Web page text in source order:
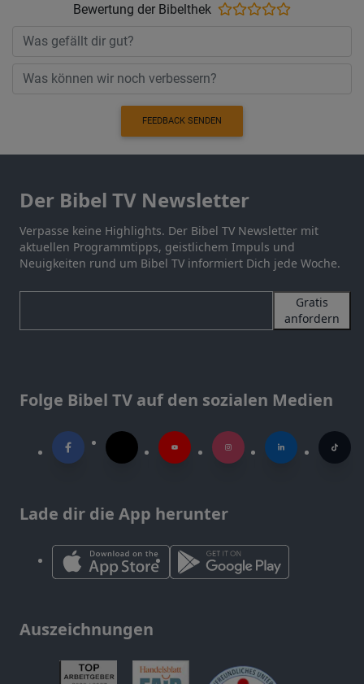
Bewertung der Bibelthek
FEEDBACK SENDEN
Der Bibel TV Newsletter
Verpasse keine Highlights. Der Bibel TV Newsletter mit
aktuellen Programmtipps, geistlichem Impuls und
Neuigkeiten rund um Bibel TV informiert Dich jede Woche.
Gratis
anfordern
Folge Bibel TV auf den sozialen Medien
Lade dir die App herunter
Auszeichnungen